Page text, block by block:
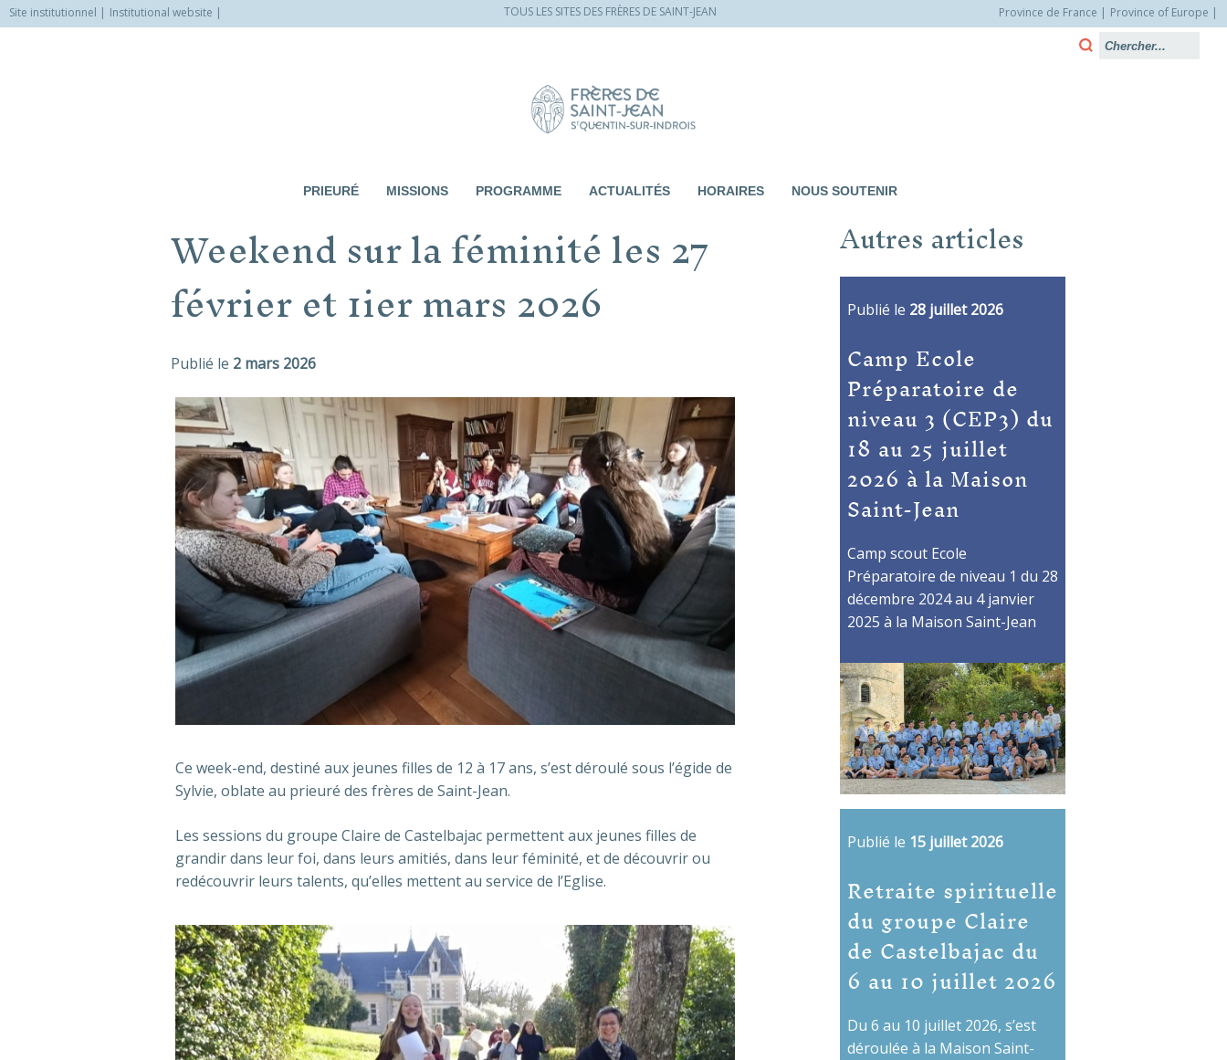
Site institutionnel Institutional website TOUS LES SITES DES FRÈRES DE SAINT-JEAN Province de France
Province of Europe
PRIEURÉ MISSIONS PROGRAMME ACTUALITÉS HORAIRES NOUS SOUTENIR
Weekend sur la féminité les 27
février et 1ier mars 2026
Publié le 2 mars 2026
Ce week-end, destiné aux jeunes filles de 12 à 17 ans, s’est déroulé sous l’égide de
Sylvie, oblate au prieuré des frères de Saint-Jean.
Les sessions du groupe Claire de Castelbajac permettent aux jeunes filles de
grandir dans leur foi, dans leurs amitiés, dans leur féminité, et de découvrir ou
redécouvrir leurs talents, qu’elles mettent au service de l’Eglise.
Autres articles
Publié le 28 juillet 2026
Camp Ecole
Préparatoire de
niveau 3 (CEP3) du
18 au 25 juillet
2026 à la Maison
Saint-Jean
Camp scout Ecole
Préparatoire de niveau 1 du 28
décembre 2024 au 4 janvier
2025 à la Maison Saint-Jean
Publié le 15 juillet 2026
Retraite spirituelle
du groupe Claire
de Castelbajac du
6 au 10 juillet 2026
Du 6 au 10 juillet 2026, s’est
déroulée à la Maison Saint-